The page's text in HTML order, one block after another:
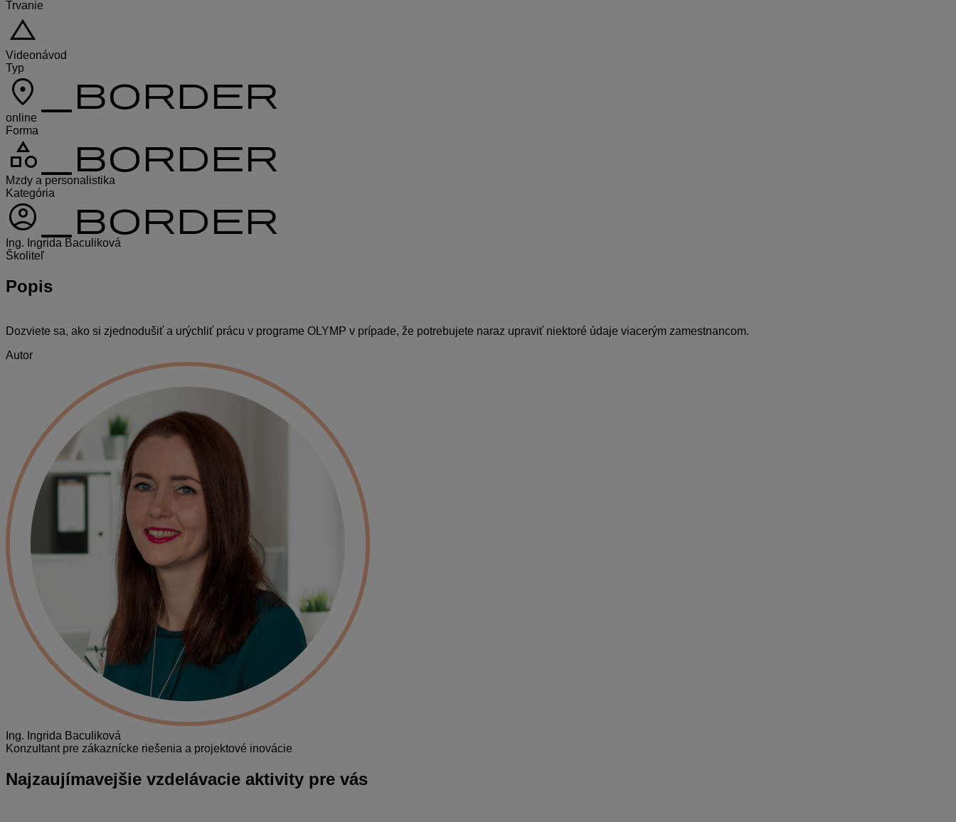
Trvanie
change_history
Videonávod
Typ
location_on_border
online
Forma
category_border
Mzdy a personalistika
Kategória
account_circle_border
Ing. Ingrida Baculiková
Školiteľ
Popis
Dozviete sa, ako si zjednodušiť a urýchliť prácu v programe OLYMP v prípade, že potrebujete naraz upraviť niektoré údaje viacerým zamestnancom.
Autor
Ing. Ingrida Baculiková
Konzultant pre zákaznícke riešenia a projektové inovácie
Najzaujímavejšie vzdelávacie aktivity pre vás